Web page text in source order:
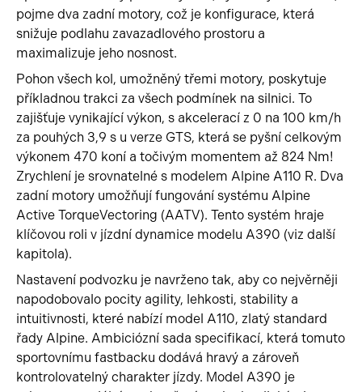
pojme dva zadní motory, což je konfigurace, která
snižuje podlahu zavazadlového prostoru a
maximalizuje jeho nosnost.
Pohon všech kol, umožněný třemi motory, poskytuje
příkladnou trakci za všech podmínek na silnici. To
zajišťuje vynikající výkon, s akcelerací z 0 na 100 km/h
za pouhých 3,9 s u verze GTS, která se pyšní celkovým
výkonem 470 koní a točivým momentem až 824 Nm!
Zrychlení je srovnatelné s modelem Alpine A110 R. Dva
zadní motory umožňují fungování systému Alpine
Active TorqueVectoring (AATV). Tento systém hraje
klíčovou roli v jízdní dynamice modelu A390 (viz další
kapitola).
Nastavení podvozku je navrženo tak, aby co nejvěrněji
napodobovalo pocity agility, lehkosti, stability a
intuitivnosti, které nabízí model A110, zlatý standard
řady Alpine. Ambiciózní sada specifikací, která tomuto
sportovnímu fastbacku dodává hravý a zároveň
kontrolovatelný charakter jízdy. Model A390 je